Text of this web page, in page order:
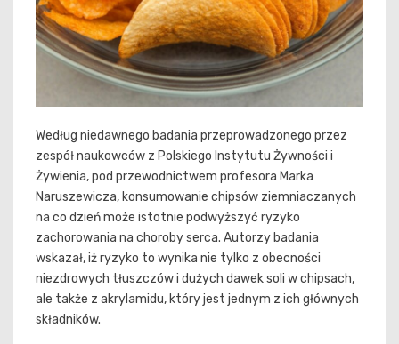
Według niedawnego badania przeprowadzonego przez
zespół naukowców z Polskiego Instytutu Żywności i
Żywienia, pod przewodnictwem profesora Marka
Naruszewicza, konsumowanie chipsów ziemniaczanych
na co dzień może istotnie podwyższyć ryzyko
zachorowania na choroby serca. Autorzy badania
wskazał, iż ryzyko to wynika nie tylko z obecności
niezdrowych tłuszczów i dużych dawek soli w chipsach,
ale także z akrylamidu, który jest jednym z ich głównych
składników.